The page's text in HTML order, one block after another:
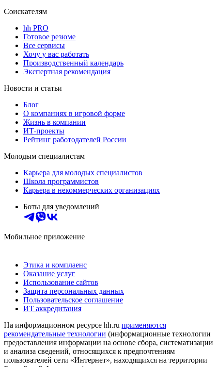
Соискателям
hh PRO
Готовое резюме
Все сервисы
Хочу у вас работать
Производственный календарь
Экспертная рекомендация
Новости и статьи
Блог
О компаниях в игровой форме
Жизнь в компании
ИТ-проекты
Рейтинг работодателей России
Молодым специалистам
Карьера для молодых специалистов
Школа программистов
Карьера в некоммерческих организациях
Боты для уведомлений
Мобильное приложение
Этика и комплаенс
Оказание услуг
Использование сайтов
Защита персональных данных
Пользовательское соглашение
ИТ аккредитация
На информационном ресурсе hh.ru применяются
рекомендательные технологии (информационные технологии
предоставления информации на основе сбора, систематизации
и анализа сведений, относящихся к предпочтениям
пользователей сети «Интернет», находящихся на территории